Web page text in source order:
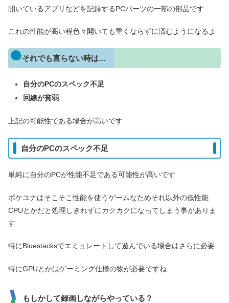
開いているアプリなどを記録するPCパーツの一部の部品です
これの性能が高い程色々開いても重くならずに済むようになるよ
それでも直らない時は…
自分のPCのスペック不足
回線が貧弱
上記の可能性である場合が高いです
自分のPCのスペック不足
単純に自分のPCが性能不足である可能性が高いです
ポケユナはそこそこ性能を使うゲームなためそれ以外の低性能
CPUとかだと処理しきれずにカクカクになってしまう事がありま
す
特にBluestacksでエミュレートして遊んでいる場合はさらに必要
特にGPUとかはゲーミング仕様の物が必要ですね
もしかして録画しながらやっている？